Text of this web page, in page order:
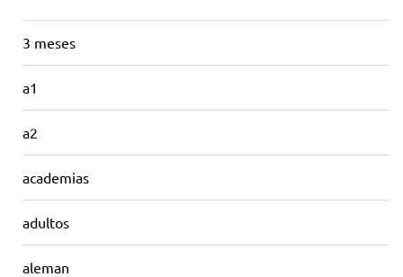
3 meses
a1
a2
academias
adultos
aleman